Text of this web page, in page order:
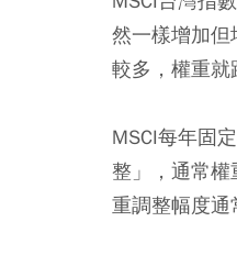
然一樣增加
較多，權重就
MSCI每年固
整」，通常
重調整幅度通